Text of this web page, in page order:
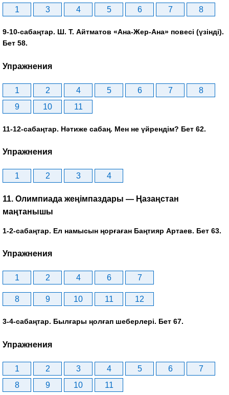
1 3 4 5 6 7 8
9-10-сабаңтар. Ш. Т. Айтматов «Ана-Жер-Ана» повесі (үзінді).
Бет 58.
Упражнения
1 2 4 5 6 7
8
9
10 11
11-12-сабаңтар. Нәтиже сабаң. Мен не үйрендім? Бет 62.
Упражнения
1 2 3 4
11. Олимпиада жеңімпаздары — Ңазаңстан
маңтанышы
1-2-сабаңтар. Ел намысын ңорғаған Баңтияр Артаев. Бет 63.
Упражнения
1 2 4 6 7
8 9 10 11 12
3-4-сабаңтар. Былғары ңолғап шеберлері. Бет 67.
Упражнения
1 2 3 4 5 6
7
8
9 10 11